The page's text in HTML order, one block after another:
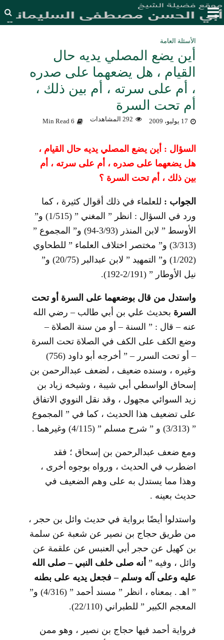
الأسئلة العامة
أين يضع المصلي يديه حال
القيام ، هل يضعهما على صدره
، أم على سرته ، أم بين ذلك ،
أم تحت السرة
17 يوليو، 2009 292 المشاهدات 6 Min Read
السؤال : أين يضع المصلي يديه حال القيام ،
هل يضعهما على صدره ، أم على سرته ، أم
بين ذلك ، أم تحت السرة ؟
الجواب : للعلماء في ذلك أقوال كثيرة ، كما
ورد في السؤال : انظر ” المغني ” (1/515) و”
الأوسط ” لابن المنذر (3/93-94) و” المجموع ”
(3/313) و” مختصر اختلاف العلماء ” للطحاوي
(1/202) و” التمهيد ” لابن عبدالبر (20/75) و”
نيل الأوطار ” (2/191-192).
واستدل من قال بوضعهما على السرة أو تحت
السرة بحديث علي بن أبي طالب – رضي الله
عنه – قال : ” السنة – أو من سنة الصلاة –
وضع الكف على الكف في الصلاة تحت السرة
– أو تحت السرر – ” أخرجه أبو داود (756)
وغيره ، وسنده ضعيف ، لضعف عبدالرحمن بن
إسحاق الواسطي أبي شيبة ، وشيخه زياد بن
زيد السوائي مجهول ، وقد نقل النووي الاتفاق
على تضعيف هذا الحديث ، كما في ” المجموع
” (3/313) و ” شرح مسلم ” (4/115) وغيرهما .
ومع ضعف عبدالرحمن بن إسحاق ؛ فقد
اضطرب في الحديث ، ورواه بوجوه أخرى ،
وهذا مما يستدل به على وهم الضعيف في
حديث بعينه .
واستدلوا أيضًا برواية في حديث وائل بن حجر ،
من طريق حجاج بن نصير عن شعبة عن سلمة
بن كهيل عن حجر أبي العنبس عن علقمة عن
وائل ، وفيه ” أنه صلى خلف النبي – صلى الله
عليه وعلى آله وسلم – فجعل يديه على بطنه
” اهـ . بمعناه ، انظر ” مسند أحمد ” (4/316) و”
المعجم الكبير ” للطبراني (22/110).
فرواية أحمد فيها حجاج بن نصير ، وهو ممن